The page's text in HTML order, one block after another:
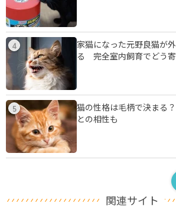
4
家猫になった元野良猫が
る 完全室内飼育でどう寄
5
猫の性格は毛柄で決ま
との相性も
関連サイト